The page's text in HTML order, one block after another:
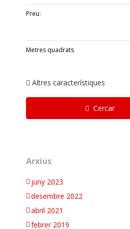
Preu:
Metres quadrats
Altres característiques
Cercar
Arxius
juny 2023
desembre 2022
abril 2021
febrer 2019